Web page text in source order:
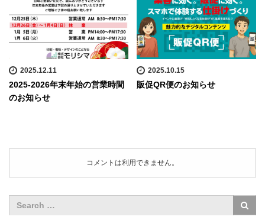
2025.12.11
2025-2026年末年始の営業時間
のお知らせ
2025.10.15
販促QR便のお知らせ
コメントは利用できません。